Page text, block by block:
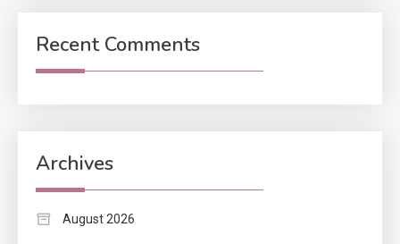
Recent Comments
Archives
August 2026